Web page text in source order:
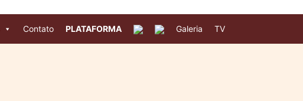
Contato PLATAFORMA Galeria TV